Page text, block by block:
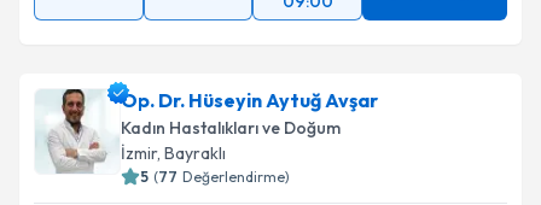
Op. Dr. Hüseyin Aytuğ Avşar
Kadın Hastalıkları ve Doğum
İzmir, Bayraklı
5 (77 Değerlendirme)